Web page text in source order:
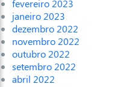
fevereiro 2023
janeiro 2023
dezembro 2022
novembro 2022
outubro 2022
setembro 2022
abril 2022